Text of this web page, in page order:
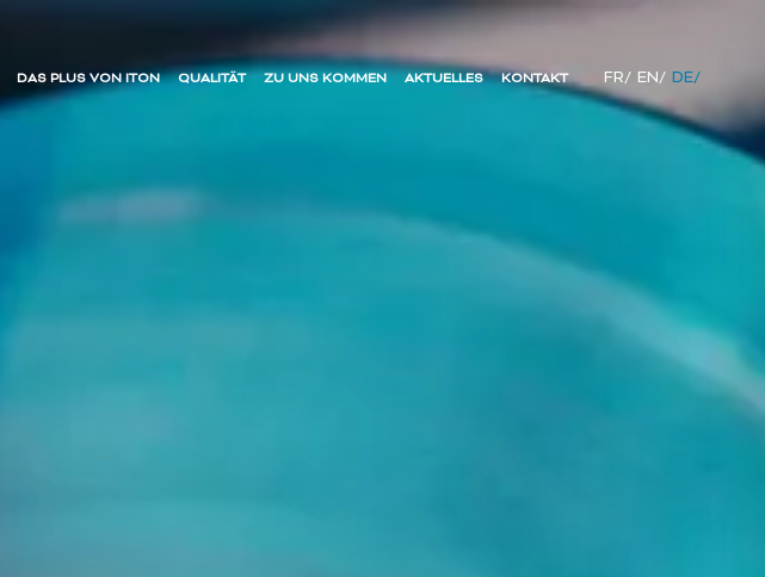
DAS PLUS VON ITON QUALITÄT ZU UNS KOMMEN AKTUELLES KONTAKT FR/ EN/ DE/